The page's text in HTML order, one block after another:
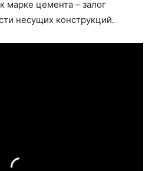
марке цемента – залог
несущих конструкций.